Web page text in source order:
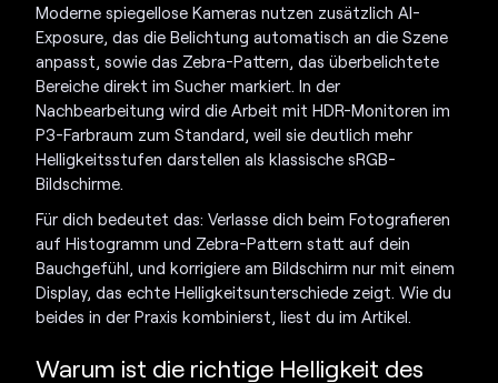
Moderne spiegellose Kameras nutzen zusätzlich AI-
Exposure, das die Belichtung automatisch an die Szene
anpasst, sowie das Zebra-Pattern, das überbelichtete
Bereiche direkt im Sucher markiert. In der
Nachbearbeitung wird die Arbeit mit HDR-Monitoren im
P3-Farbraum zum Standard, weil sie deutlich mehr
Helligkeitsstufen darstellen als klassische sRGB-
Bildschirme.
Für dich bedeutet das: Verlasse dich beim Fotografieren
auf Histogramm und Zebra-Pattern statt auf dein
Bauchgefühl, und korrigiere am Bildschirm nur mit einem
Display, das echte Helligkeitsunterschiede zeigt. Wie du
beides in der Praxis kombinierst, liest du im Artikel.
Warum ist die richtige Helligkeit des